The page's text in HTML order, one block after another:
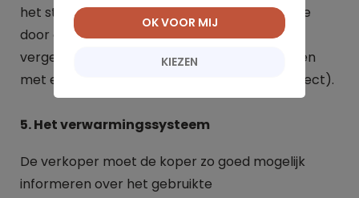
het stedenbouwkundig bureau bezoekt om de
door de verkoper verstrekte informatie te
vergelijken, en zelfs het eigendom te bezoeken
met een deskundige (bijvoorbeeld een architect).
5. Het verwarmingssysteem
De verkoper moet de koper zo goed mogelijk
informeren over het gebruikte
KIEZEN
OK VOOR MIJ